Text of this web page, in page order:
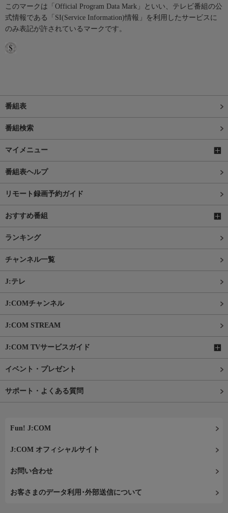
このマークは「Official Program Data Mark」といい、テレビ番組の公
式情報である「SI(Service Information)情報」を利用したサービスに
のみ表記が許されているマークです。
番組表
番組検索
マイメニュー
番組表ヘルプ
リモート録画予約ガイド
おすすめ番組
ランキング
チャンネル一覧
J:テレ
J:COMチャンネル
J:COM STREAM
J:COM TVサービスガイド
イベント・プレゼント
サポート・よくある質問
Fun! J:COM
J:COM オフィシャルサイト
お問い合わせ
お客さまのデータ利用･外部送信について